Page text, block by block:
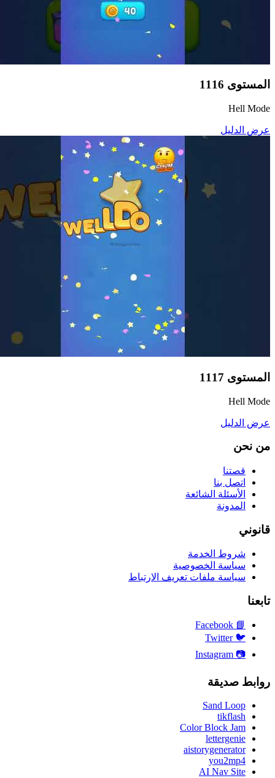
المستوى 1116
Hell Mode
عرض الدليل
المستوى 1117
Hell Mode
عرض الدليل
من نحن
قصتنا
اتصل بنا
الأسئلة الشائعة
المدونة
قانوني
شروط الخدمة
سياسة الخصوصية
سياسة ملفات تعريف الارتباط
تابعنا
📘
🐦
Twitter
📷
روابط صديقة
Sand Loop
tikflash
Color Block Jam
lettergenie
aistorygenerator
you2mp4
AI Nav Site